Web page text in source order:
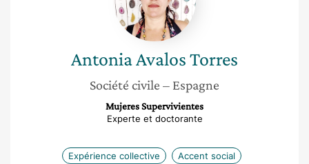
AntoniaAvalos Torres
Société civile – Espagne
Mujeres Supervivientes
Experte et doctorante
Expérience collective Accent social